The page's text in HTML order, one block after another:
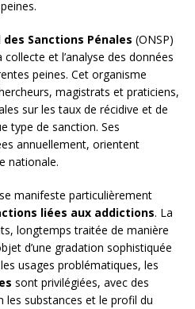
Sanctions Pénales (ONSP)
et l’analyse des données
peines. Cet organisme
magistrats et praticiens,
sur les taux de récidive et de
type de sanction. Ses
annuellement, orientent
nationale.
manifeste particulièrement
liées aux addictions. La
longtemps traitée de manière
d’une gradation sophistiquée
usages problématiques, les
sont privilégiées, avec des
les substances et le profil du